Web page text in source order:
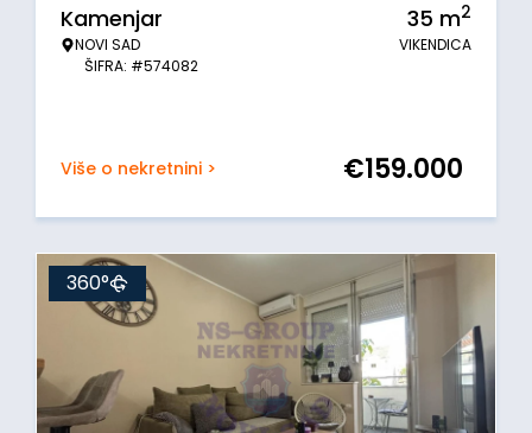
Kamenjar
NOVI SAD
ŠIFRA: #574082
35 m2
VIKENDICA
Više o nekretnini > €159.000
360°